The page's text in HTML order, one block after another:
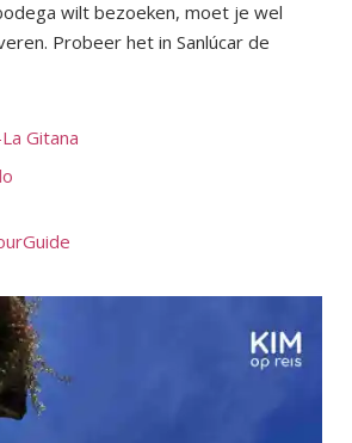
wilt bezoeken, moet je wel
Probeer het in Sanlúcar de
Gitana